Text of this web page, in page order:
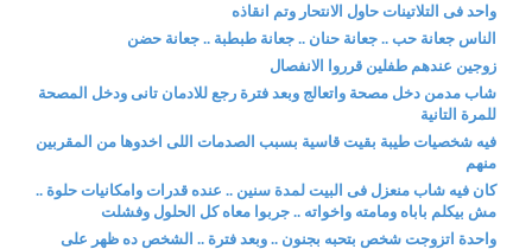
واحد فى التلاتينات حاول الانتحار وتم انقاذه
الناس جعانة حب .. جعانة حنان .. جعانة طبطبة .. جعانة حضن
زوجين عندهم طفلين قرروا الانفصال
شاب مدمن دخل مصحة واتعالج وبعد فترة رجع للادمان تانى ودخل المصحة
للمرة التانية
فيه شخصيات طيبة بقيت قاسية بسبب الصدمات اللى اخدوها من المقربين
منهم
كان فيه شاب منعزل فى البيت لمدة سنين .. عنده قدرات وامكانيات حلوة ..
مش بيكلم باباه ومامته واخواته .. جربوا معاه كل الحلول وفشلت
واحدة اتزوجت شخص بتحبه بجنون .. وبعد فترة .. الشخص ده ظهر على